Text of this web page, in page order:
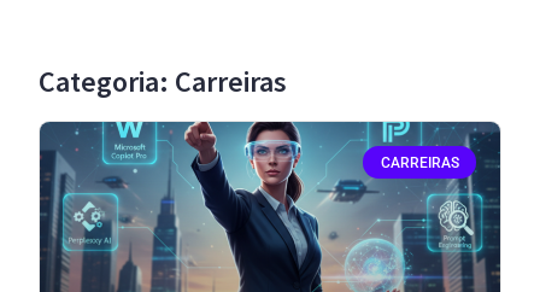
Categoria: Carreiras
CARREIRAS